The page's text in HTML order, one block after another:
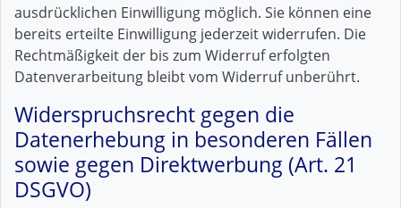
ausdrücklichen Einwilligung möglich. Sie können eine
bereits erteilte Einwilligung jederzeit widerrufen. Die
Rechtmäßigkeit der bis zum Widerruf erfolgten
Datenverarbeitung bleibt vom Widerruf unberührt.
Widerspruchsrecht gegen die
Datenerhebung in besonderen Fällen
sowie gegen Direktwerbung (Art. 21
DSGVO)